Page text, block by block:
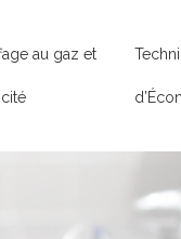
au gaz et